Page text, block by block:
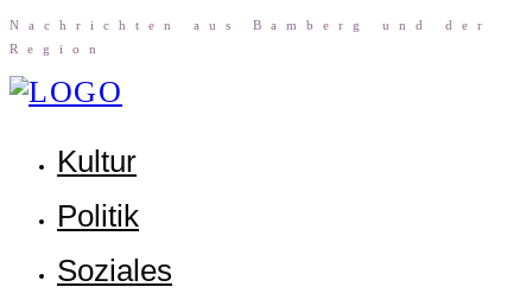
Nach­rich­ten aus Bam­berg und der
Region
Kul­tur
Poli­tik
Sozia­les